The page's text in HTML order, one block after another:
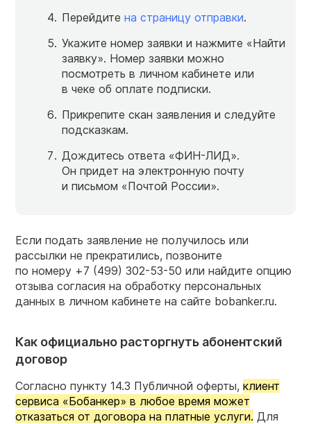
Перейдите на страницу отправки.
Укажите номер заявки и нажмите «Найти
заявку». Номер заявки можно
посмотреть в личном кабинете или
в чеке об оплате подписки.
Прикрепите скан заявления и следуйте
подсказкам.
Дождитесь ответа «ФИН-ЛИД».
Он придет на электронную почту
и письмом «Почтой России».
Если подать заявление не получилось или
рассылки не прекратились, позвоните
по номеру +7 (499) 302-53-50 или найдите опцию
отзыва согласия на обработку персональных
данных в личном кабинете на сайте bobanker.ru.
Как официально расторгнуть абонентский
договор
Согласно пункту 14.3 Публичной оферты, клиент
сервиса «Бобанкер» в любое время может
отказаться от договора на платные услуги. Для